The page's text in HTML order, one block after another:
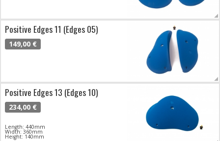
Positive Edges 11 (Edges 05)
149,00 €
Positive Edges 13 (Edges 10)
234,00 €
Length: 440mm
Width: 360mm
Height: 140mm